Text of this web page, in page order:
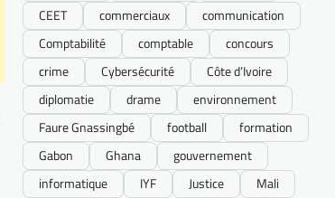
CEET
commerciaux
communication
Comptabilité
comptable
concours
crime
Cybersécurité
Côte d’Ivoire
diplomatie
drame
environnement
Faure Gnassingbé
football
formation
Gabon
Ghana
gouvernement
informatique
IYF Justice
Mali